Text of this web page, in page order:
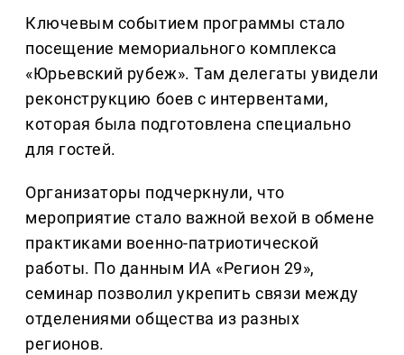
Ключевым событием программы стало
посещение мемориального комплекса
«Юрьевский рубеж». Там делегаты увидели
реконструкцию боев с интервентами,
которая была подготовлена специально
для гостей.
Организаторы подчеркнули, что
мероприятие стало важной вехой в обмене
практиками военно-патриотической
работы. По данным ИА «Регион 29»,
семинар позволил укрепить связи между
отделениями общества из разных
регионов.